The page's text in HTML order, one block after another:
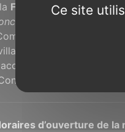
Forêt de Brocéliande,
du Patrimoine
un arbre
depuis
et
d’ouverture de la
Ce site